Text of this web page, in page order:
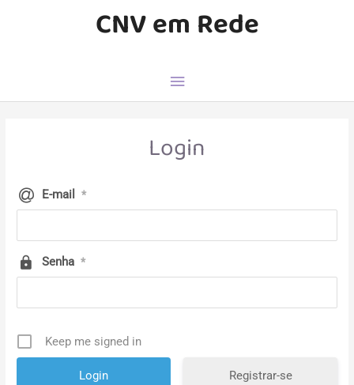
CNV em Rede
Login
E-mail *
Senha *
Keep me signed in
Registrar-se